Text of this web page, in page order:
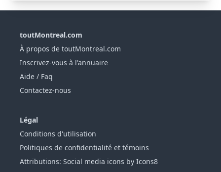
toutMontreal.com
À propos de toutMontreal.com
Inscrivez-vous à l'annuaire
Aide / Faq
Contactez-nous
Légal
Conditions d'utilisation
Politiques de confidentialité et témoins
Attributions: Social media icons by Icons8